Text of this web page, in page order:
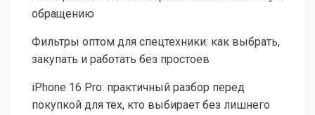
обращению
Фильтры оптом для спецтехники: как выбрать,
закупать и работать без простоев
iPhone 16 Pro: практичный разбор перед
покупкой для тех, кто выбирает без лишнего